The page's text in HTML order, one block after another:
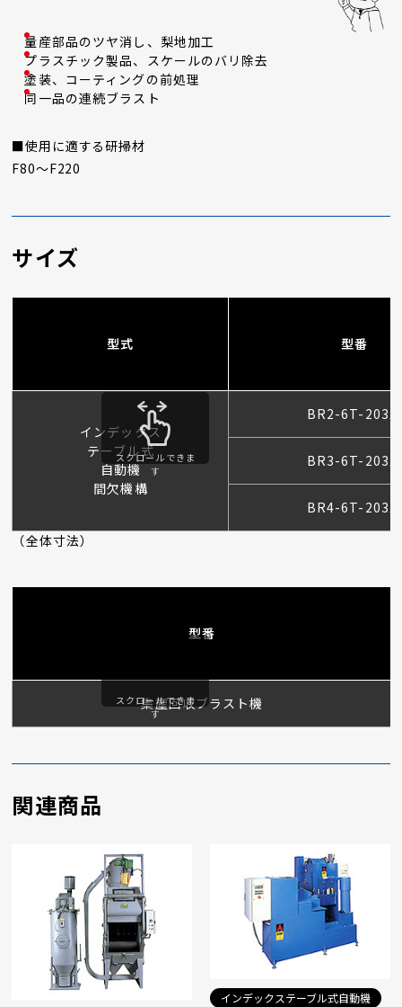
量産部品のツヤ消し、梨地加工
プラスチック製品、スケールのバリ除去
塗装、コーティングの前処理
同一品の連続ブラスト
■使用に適する研掃材
F80～F220
サイズ
型式 型番
インデックス
テーブル式
自動機
間欠機構
BR2-6T-203
BR3-6T-203
BR4-6T-203
スクロールできま
す
（全体寸法）
型番
集塵回収ブラスト機
スクロールできま
す
関連商品
インデックステーブル式自動機